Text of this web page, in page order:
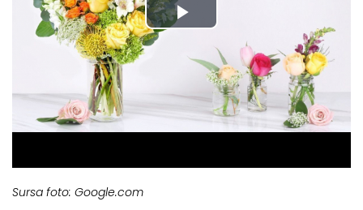
Sursa foto: Google.com